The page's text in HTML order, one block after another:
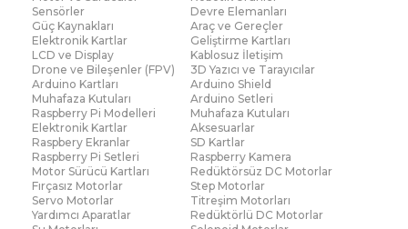
Sensörler
Devre Elemanları
Güç Kaynakları
Araç ve Gereçler
Elektronik Kartlar
Geliştirme Kartları
LCD ve Display
Kablosuz İletişim
Drone ve Bileşenler (FPV)
3D Yazıcı ve Tarayıcılar
Arduino Kartları
Arduino Shield
Muhafaza Kutuları
Arduino Setleri
Raspberry Pi Modelleri
Muhafaza Kutuları
Elektronik Kartlar
Aksesuarlar
Raspbery Ekranlar
SD Kartlar
Raspberry Pi Setleri
Raspberry Kamera
Motor Sürücü Kartları
Redüktörsüz DC Motorlar
Fırçasız Motorlar
Step Motorlar
Servo Motorlar
Titreşim Motorları
Yardımcı Aparatlar
Redüktörlü DC Motorlar